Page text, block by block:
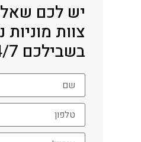
יש לכם
צוות מוניות
בשבילכם 24/7